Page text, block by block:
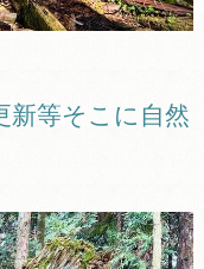
新等そこに自然